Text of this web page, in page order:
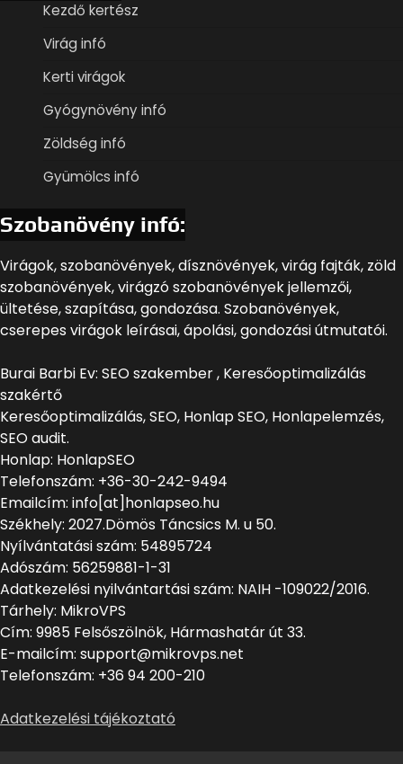
Kezdő kertész
Virág infó
Kerti virágok
Gyógynövény infó
Zöldség infó
Gyümölcs infó
Szobanövény infó:
Virágok, szobanövények, dísznövények, virág fajták, zöld
szobanövények, virágzó szobanövények jellemzői,
ültetése, szapítása, gondozása. Szobanövények,
cserepes virágok leírásai, ápolási, gondozási útmutatói.
Burai Barbi Ev: SEO szakember , Keresőoptimalizálás
szakértő
Keresőoptimalizálás, SEO, Honlap SEO, Honlapelemzés,
SEO audit.
Honlap: HonlapSEO
Telefonszám: +36-30-242-9494
Emailcím: info[at]honlapseo.hu
Székhely: 2027.Dömös Táncsics M. u 50.
Nyílvántatási szám: 54895724
Adószám: 56259881-1-31
Adatkezelési nyilvántartási szám: NAIH -109022/2016.
Tárhely: MikroVPS
Cím: 9985 Felsőszölnök, Hármashatár út 33.
E-mailcím: support@mikrovps.net
Telefonszám: +36 94 200-210
Adatkezelési tájékoztató